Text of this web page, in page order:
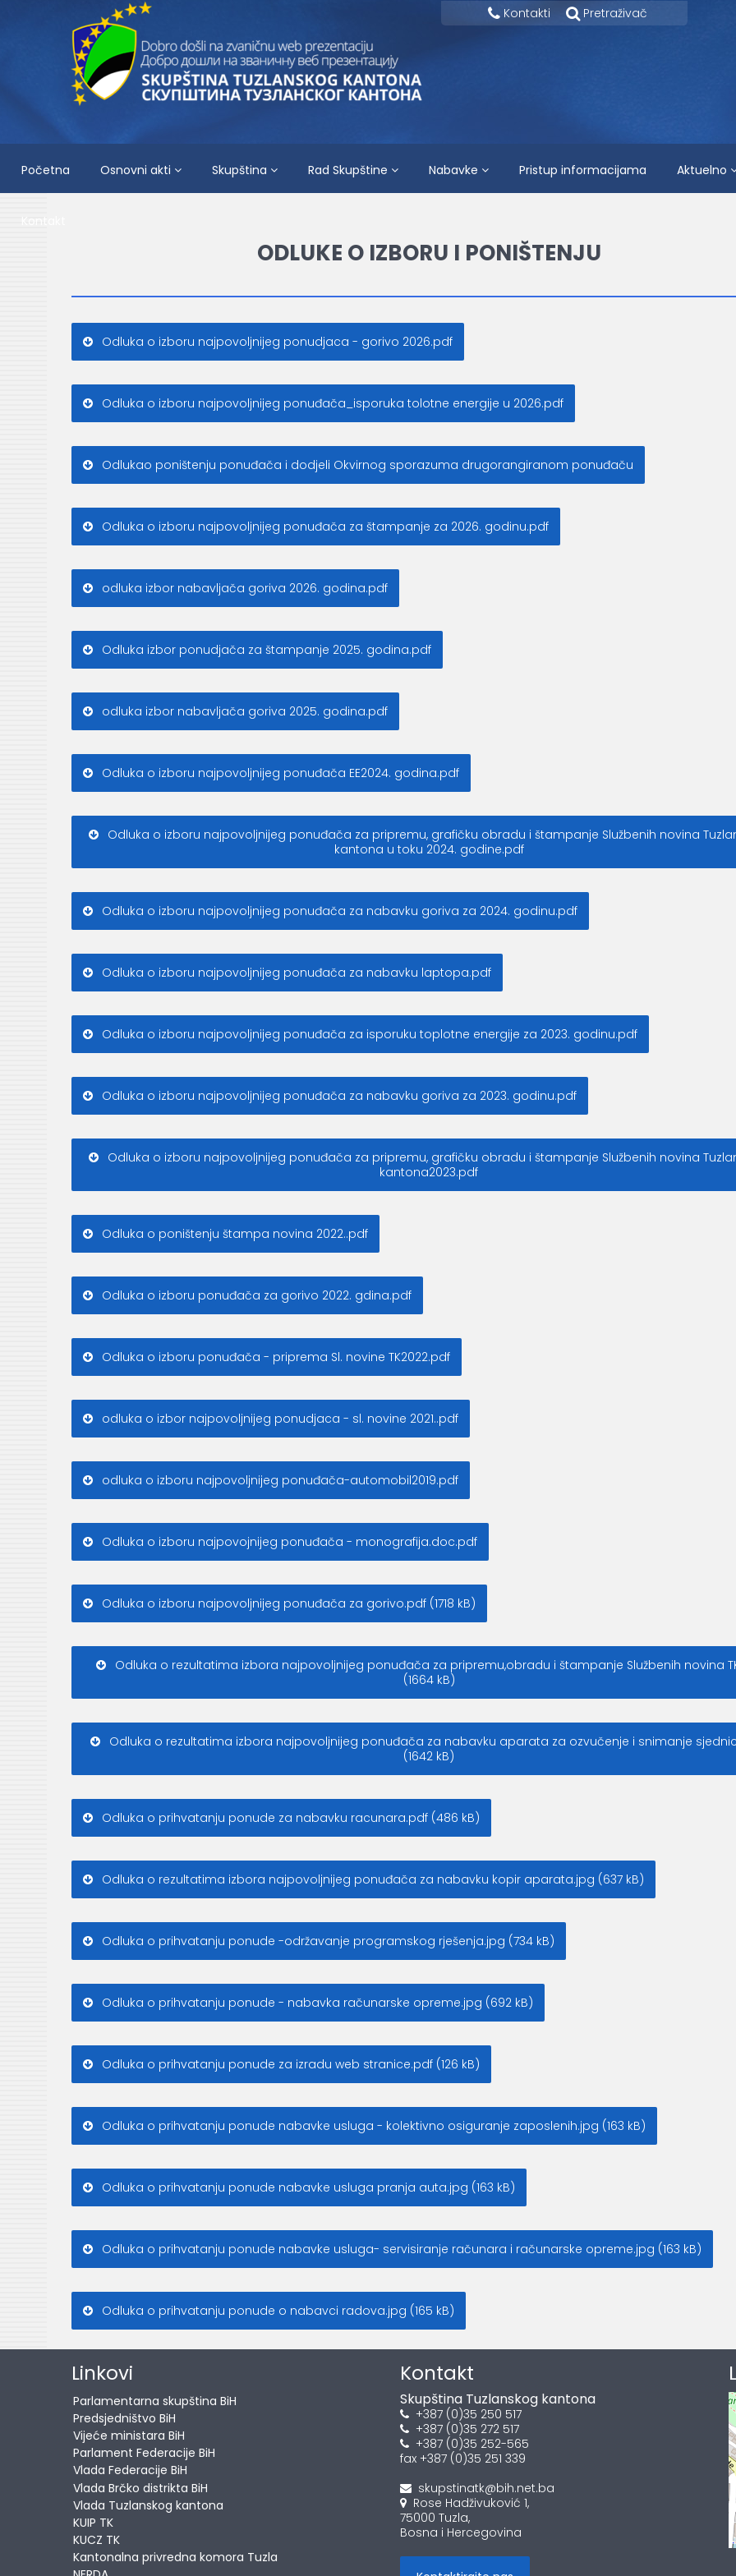
Kontakti Pretraživač
Početna Osnovni akti Skupština Rad Skupštine Nabavke Pristup informacijama Aktuelno
ODLUKE O IZBORU I PONIŠTENJU
Odluka o izboru najpovoljnijeg ponudjaca - gorivo 2026.pdf
Odluka o izboru najpovoljnijeg ponuđača_isporuka tolotne energije u 2026.pdf
Odlukao poništenju ponuđača i dodjeli Okvirnog sporazuma drugorangiranom ponuđaču
Odluka o izboru najpovoljnijeg ponuđača za štampanje za 2026. godinu.pdf
odluka izbor nabavljača goriva 2026. godina.pdf
Odluka izbor ponudjača za štampanje 2025. godina.pdf
odluka izbor nabavljača goriva 2025. godina.pdf
Odluka o izboru najpovoljnijeg ponuđača EE2024. godina.pdf
Odluka o izboru najpovoljnijeg ponuđača za pripremu, grafičku obradu i štampanje Službenih novina
kantona u toku 2024. godine.pdf
Odluka o izboru najpovoljnijeg ponuđača za nabavku goriva za 2024. godinu.pdf
Odluka o izboru najpovoljnijeg ponuđača za nabavku laptopa.pdf
Odluka o izboru najpovoljnijeg ponuđača za isporuku toplotne energije za 2023. godinu.pdf
Odluka o izboru najpovoljnijeg ponuđača za nabavku goriva za 2023. godinu.pdf
Odluka o izboru najpovoljnijeg ponuđača za pripremu, grafičku obradu i štampanje Službenih novina
kantona2023.pdf
Odluka o poništenju štampa novina 2022..pdf
Odluka o izboru ponuđača za gorivo 2022. gdina.pdf
Odluka o izboru ponuđača - priprema Sl. novine TK2022.pdf
odluka o izbor najpovoljnijeg ponudjaca - sl. novine 2021..pdf
odluka o izboru najpovoljnijeg ponuđača-automobil2019.pdf
Odluka o izboru najpovojnijeg ponuđača - monografija.doc.pdf
Odluka o izboru najpovoljnijeg ponuđača za gorivo.pdf (1718 kB)
Odluka o rezultatima izbora najpovoljnijeg ponuđača za pripremu,obradu i štampanje Službenih novina
(1664 kB)
Odluka o rezultatima izbora najpovoljnijeg ponuđača za nabavku aparata za ozvučenje i snimanje
(1642 kB)
Odluka o prihvatanju ponude za nabavku racunara.pdf (486 kB)
Odluka o rezultatima izbora najpovoljnijeg ponuđača za nabavku kopir aparata.jpg (637 kB)
Odluka o prihvatanju ponude -održavanje programskog rješenja.jpg (734 kB)
Odluka o prihvatanju ponude - nabavka računarske opreme.jpg (692 kB)
Odluka o prihvatanju ponude za izradu web stranice.pdf (126 kB)
Odluka o prihvatanju ponude nabavke usluga - kolektivno osiguranje zaposlenih.jpg (163 kB)
Odluka o prihvatanju ponude nabavke usluga pranja auta.jpg (163 kB)
Odluka o prihvatanju ponude nabavke usluga- servisiranje računara i računarske opreme.jpg (163 kB)
Odluka o prihvatanju ponude o nabavci radova.jpg (165 kB)
Linkovi
Parlamentarna skupština BiH
Predsjedništvo BiH
Vijeće ministara BiH
Parlament Federacije BiH
Vlada Federacije BiH
Vlada Brčko distrikta BiH
Vlada Tuzlanskog kantona
KUIP TK
KUCZ TK
Kantonalna privredna komora Tuzla
Kontakt
Skupština Tuzlanskog kantona
+387 (0)35 250 517
+387 (0)35 272 517
+387 (0)35 252-565
fax +387 (0)35 251 339
skupstinatk@bih.net.ba
Rose Hadživuković 1,
75000 Tuzla,
Bosna i Hercegovina